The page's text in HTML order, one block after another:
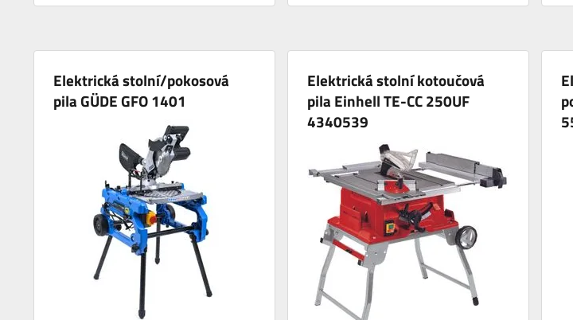
Elektrická stolní/pokosová
pila GÜDE GFO 1401
Elektrická stolní kotoučová
pila Einhell TE-CC 250UF
4340539